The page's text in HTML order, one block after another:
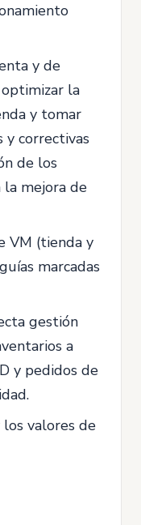
y de
la
y tomar
y correctivas
de los
la mejora de
VM (tienda y
marcadas
gestión
a
y pedidos de
valores de